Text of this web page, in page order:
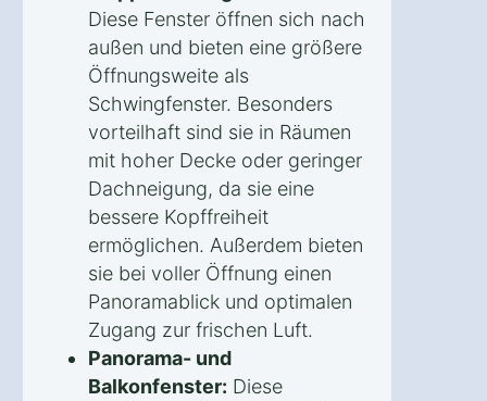
Diese Fenster öffnen sich nach
außen und bieten eine größere
Öffnungsweite als
Schwingfenster. Besonders
vorteilhaft sind sie in Räumen
mit hoher Decke oder geringer
Dachneigung, da sie eine
bessere Kopffreiheit
ermöglichen. Außerdem bieten
sie bei voller Öffnung einen
Panoramablick und optimalen
Zugang zur frischen Luft.
Panorama- und
Balkonfenster: Diese